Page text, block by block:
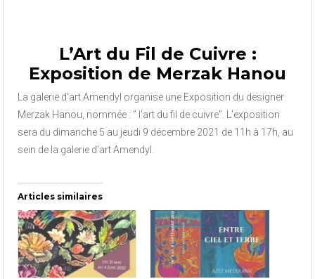
L’Art du Fil de Cuivre :
Exposition de Merzak Hanou
La galerie d’art Amendyl organise une Exposition du designer
Merzak Hanou, nommée : ” l’art du fil de cuivre”. L’exposition
sera du dimanche 5 au jeudi 9 décembre 2021 de 11h à 17h, au
sein de la galerie d’art Amendyl.
Articles similaires